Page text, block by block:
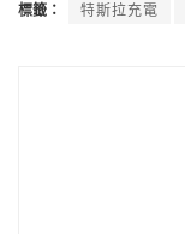
標籤： 特斯拉充電